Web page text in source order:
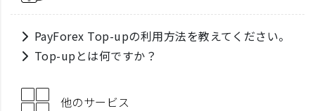
PayForex Top-upの利用方法を教えてください。
Top-upとは何ですか？
他のサービス